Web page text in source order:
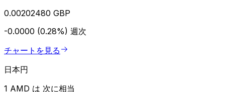
0.00202480 GBP
-0.0000 (0.28%) 週次
チャートを見る
日本円
1 AMD は 次に相当